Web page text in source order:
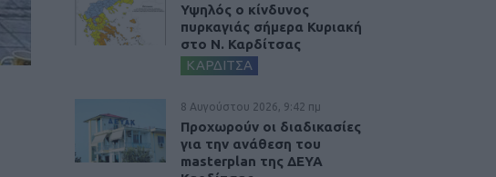
Υψηλός ο κίνδυνος
πυρκαγιάς σήμερα Κυριακή
στο Ν. Καρδίτσας
ΚΑΡΔΙΤΣΑ
8 Αυγούστου 2026, 9:42 πμ
Προχωρούν οι διαδικασίες
για την ανάθεση του
masterplan της ΔΕΥΑ